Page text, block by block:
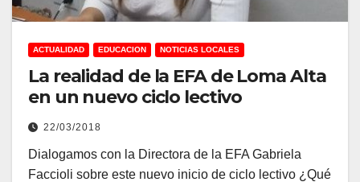
ACTUALIDAD EDUCACION NOTICIAS LOCALES
La realidad de la EFA de Loma Alta
en un nuevo ciclo lectivo
22/03/2018
Dialogamos con la Directora de la EFA Gabriela
Faccioli sobre este nuevo inicio de ciclo lectivo ¿Qué